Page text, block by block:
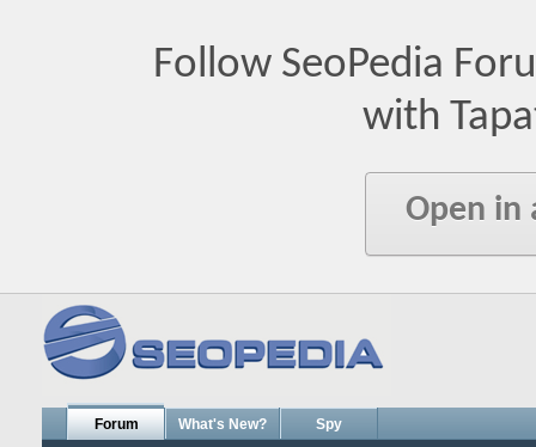
Follow SeoPedia
with
Open in
Forum What's New? Spy